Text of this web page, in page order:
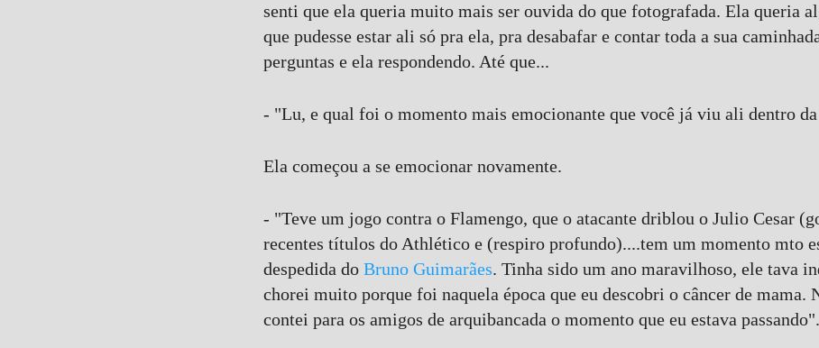
senti que ela queria muito mais ser ouvida do que fotografada. Ela queria
que pudesse estar ali só pra ela, pra desabafar e contar toda a sua
perguntas e ela respondendo. Até que...
- "Lu, e qual foi o momento mais emocionante que você já viu ali dentro
Ela começou a se emocionar novamente.
- "Teve um jogo contra o Flamengo, que o atacante driblou o Julio Cesar
recentes títulos do Athlético e (respiro profundo)....tem um momento mto
despedida do Bruno Guimarães. Tinha sido um ano maravilhoso, ele tava
chorei muito porque foi naquela época que eu descobri o câncer de mama.
contei para os amigos de arquibancada o momento que eu estava passando".